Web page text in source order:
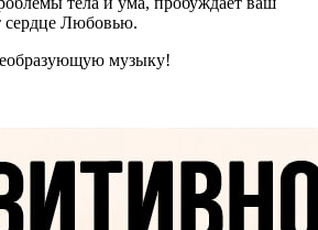
сердце Любовью.
музыку!